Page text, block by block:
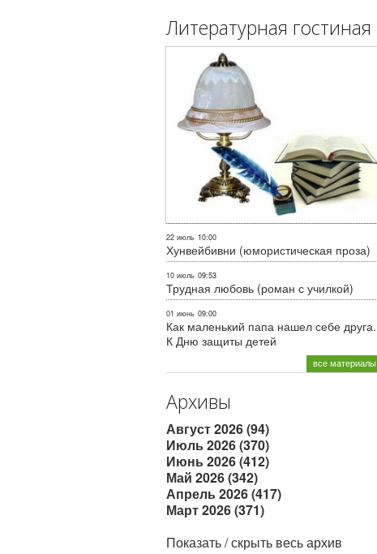
Литературная гостиная
22 июль 10:00
Хунвейбивни (юмористическая проза)
10 июль 09:53
Трудная любовь (роман с училкой)
01 июнь 09:00
Как маленький папа нашел себе друга.
К Дню защиты детей
все материалы
Архивы
Август 2026 (94)
Июль 2026 (370)
Июнь 2026 (412)
Май 2026 (342)
Апрель 2026 (417)
Март 2026 (371)
Показать / скрыть весь архив